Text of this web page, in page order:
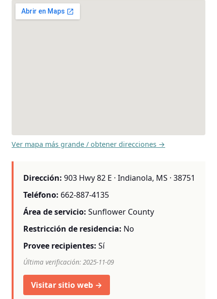
Ver mapa más grande / obtener direcciones →
Dirección: 903 Hwy 82 E · Indianola, MS · 38751
Teléfono: 662-887-4135
Área de servicio: Sunflower County
Restricción de residencia: No
Provee recipientes: Sí
Última verificación: 2025-11-09
Visitar sitio web →